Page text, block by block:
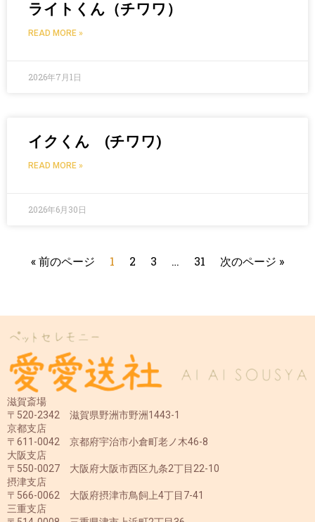
ライトくん（チワワ）
READ MORE »
2026年7月1日
イクくん (チワワ)
READ MORE »
2026年6月30日
« 前のページ 1 2 3 … 31 次のページ »
滋賀斎場
〒520-2342 滋賀県野洲市野洲1443-1
京都支店
〒611-0042 京都府宇治市小倉町老ノ木46-8
大阪支店
〒550-0027 大阪府大阪市西区九条2丁目22-10
摂津支店
〒566-0062 大阪府摂津市鳥飼上4丁目7-41
三重支店